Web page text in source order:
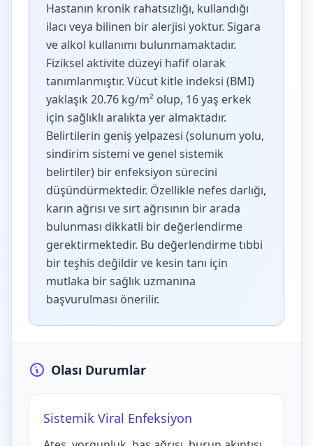
Hastanın kronik rahatsızlığı, kullandığı
ilacı veya bilinen bir alerjisi yoktur. Sigara
ve alkol kullanımı bulunmamaktadır.
Fiziksel aktivite düzeyi hafif olarak
tanımlanmıştır. Vücut kitle indeksi (BMI)
yaklaşık 20.76 kg/m² olup, 16 yaş erkek
için sağlıklı aralıkta yer almaktadır.
Belirtilerin geniş yelpazesi (solunum yolu,
sindirim sistemi ve genel sistemik
belirtiler) bir enfeksiyon sürecini
düşündürmektedir. Özellikle nefes darlığı,
karın ağrısı ve sırt ağrısının bir arada
bulunması dikkatli bir değerlendirme
gerektirmektedir. Bu değerlendirme tıbbi
bir teşhis değildir ve kesin tanı için
mutlaka bir sağlık uzmanına
başvurulması önerilir.
Olası Durumlar
Sistemik Viral Enfeksiyon